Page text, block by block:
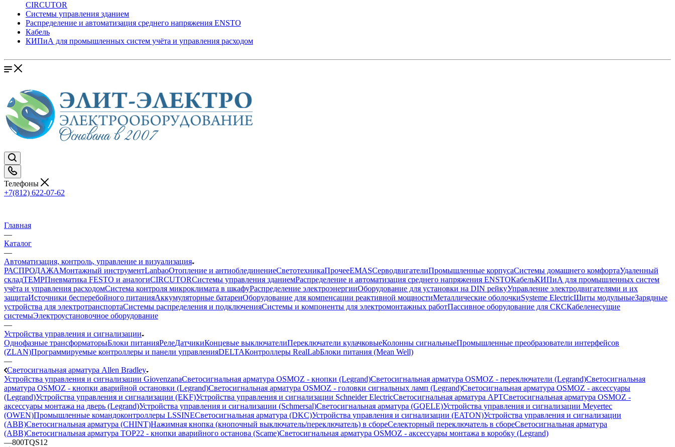
CIRCUTOR
Системы управления зданием
Распределение и автоматизация среднего напряжения ENSTO
Кабель
КИПиА для промышленных систем учёта и управления расходом
Телефоны
+7(812) 622-07-62
Главная
—
Каталог
—
Автоматизация, контроль, управление и визуализация
РАСПРОДАЖАМонтажный инструментLanbaoОтопление и антиоблединениеСветотехникаПрочееEMASCерводвигателиПромышленные корпусаСистемы домашнего комфортаУдаленный
складTEMPПневматика FESTO и аналогиCIRCUTORСистемы управления зданиемРаспределение и автоматизация среднего напряжения ENSTOКабельКИПиА для промышленных систем
учёта и управления расходомСистема контроля микроклимата в шкафуРаспределение электроэнергииОборудование для установки на DIN рейкуУправление электродвигателями и их
защитаИсточники бесперебойного питанияАккумуляторные батареиОборудование для компенсации реактивной мощностиМеталлические оболочкиSysteme ElectricЩиты модульныеЗарядные
устройства для электротранспортаСистемы распределения и подключенияСистемы и компоненты для электромонтажных работПассивное оборудование для СКСКабеленесущие
системыЭлектроустановочное оборудование
—
Устройства управления и сигнализации
Однофазные трансформаторыБлоки питанияРелеДатчикиКонцевые выключателиПереключатели кулачковыеКолонны сигнальныеПромышленные преобразователи интерфейсов
(ZLAN)Программируемые контроллеры и панели управленияDELTAКонтроллеры RealLabБлоки питания (Mean Well)
—
Светосигнальная арматура Allen Bradley
Устройства управления и сигнализации GiovenzanaСветосигнальная арматура OSMOZ - кнопки (Legrand)Светосигнальная арматура OSMOZ - переключатели (Legrand)Светосигнальная
арматура OSMOZ - кнопки аварийной остановки (Legrand)Светосигнальная арматура OSMOZ - головки сигнальных ламп (Legrand)Светосигнальная арматура OSMOZ - аксессуары
(Legrand)Устройства управления и сигнализации (EKF)Устройства управления и сигнализации Schneider ElectricСветосигнальная арматура APTСветосигнальная арматура OSMOZ -
аксессуары монтажа на дверь (Legrand)Устройства управления и сигнализации (Schmersal)Светосигнальная арматура (GQELE)Устройства управления и сигнализации Meyertec
(OWEN)Промышленные командоконтроллеры LSSINEСветосигнальная арматура (DKC)Устройства управления и сигнализации (EATON)Устройства управления и сигнализации
(ABB)Светосигнальная арматура (CHINT)Нажимная кнопка (кнопочный выключатель/переключатель) в сбореСелекторный переключатель в сбореСветосигнальная арматура
(ABB)Светосигнальная арматура TOP22 - кнопки аварийного останова (Scame)Светосигнальная арматура OSMOZ - аксессуары монтажа в коробку (Legrand)
—800TQS12